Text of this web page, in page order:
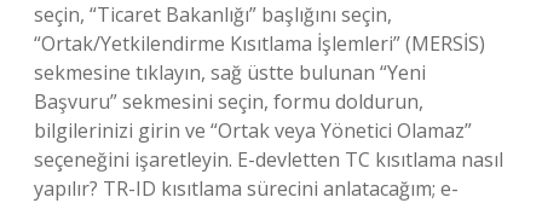
seçin, “Ticaret Bakanlığı” başlığını seçin,
“Ortak/Yetkilendirme Kısıtlama İşlemleri” (MERSİS)
sekmesine tıklayın, sağ üstte bulunan “Yeni
Başvuru” sekmesini seçin, formu doldurun,
bilgilerinizi girin ve “Ortak veya Yönetici Olamaz”
seçeneğini işaretleyin. E-devletten TC kısıtlama nasıl
yapılır? TR-ID kısıtlama sürecini anlatacağım; e-